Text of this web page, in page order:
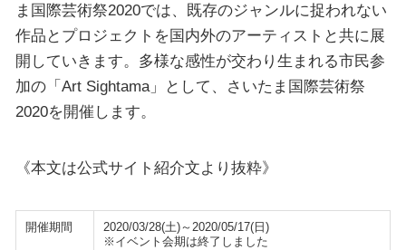
ま国際芸術祭2020では、既存のジャンルに捉われない
作品とプロジェクトを国内外のアーティストと共に展
開していきます。多様な感性が交わり生まれる市民参
加の「Art Sightama」として、さいたま国際芸術祭
2020を開催します。
《本文は公式サイト紹介文より抜粋》
開催期間
2020/03/28(土)～2020/05/17(日)
※イベント会期は終了しました